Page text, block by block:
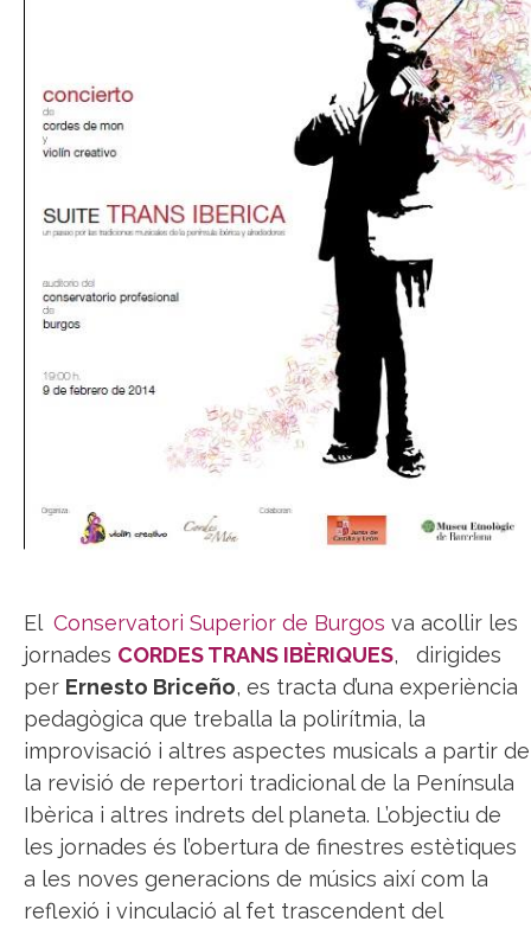
El Conservatori Superior de Burgos va acollir les
jornades CORDES TRANS IBÈRIQUES, dirigides
per Ernesto Briceño, es tracta d’una experiència
pedagògica que treballa la polirítmia, la
improvisació i altres aspectes musicals a partir de
la revisió de repertori tradicional de la Península
Ibèrica i altres indrets del planeta. L’objectiu de
les jornades és l’obertura de finestres estètiques
a les noves generacions de músics així com la
reflexió i vinculació al fet trascendent del